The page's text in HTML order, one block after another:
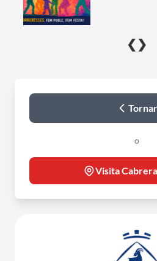
❮ ❯
Tornar
o
Visita